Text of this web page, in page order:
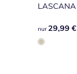
LASCANA
29,99 €
nur 29,99 €